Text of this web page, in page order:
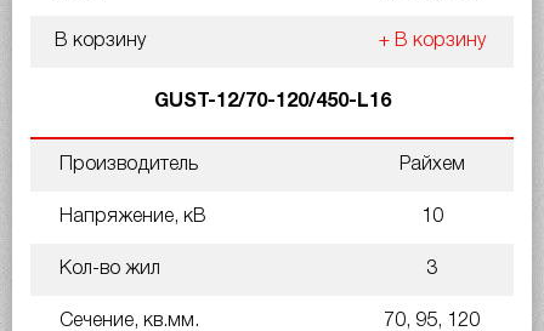
В корзину + В корзину
GUST-12/70-120/450-L16
Производитель Райхем
Напряжение, кВ 10
Кол-во жил 3
Сечение, кв.мм. 70, 95, 120